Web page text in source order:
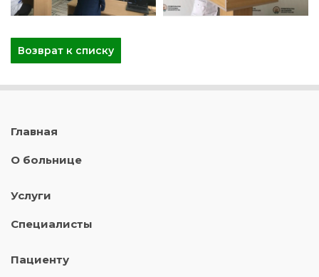
Возврат к списку
Главная
О больнице
Услуги
Специалисты
Пациенту